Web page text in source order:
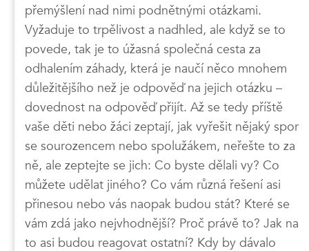
přemýšlení nad nimi podnětnými otázkami.
Vyžaduje to trpělivost a nadhled, ale když se to
povede, tak je to úžasná společná cesta za
odhalením záhady, která je naučí něco mnohem
důležitějšího než je odpověď na jejich otázku –
dovednost na odpověď přijít. Až se tedy příště
vaše děti nebo žáci zeptají, jak vyřešit nějaký spor
se sourozencem nebo spolužákem, neřešte to za
ně, ale zeptejte se jich: Co byste dělali vy? Co
můžete udělat jiného? Co vám různá řešení asi
přinesou nebo vás naopak budou stát? Které se
vám zdá jako nejvhodnější? Proč právě to? Jak na
to asi budou reagovat ostatní? Kdy by dávalo